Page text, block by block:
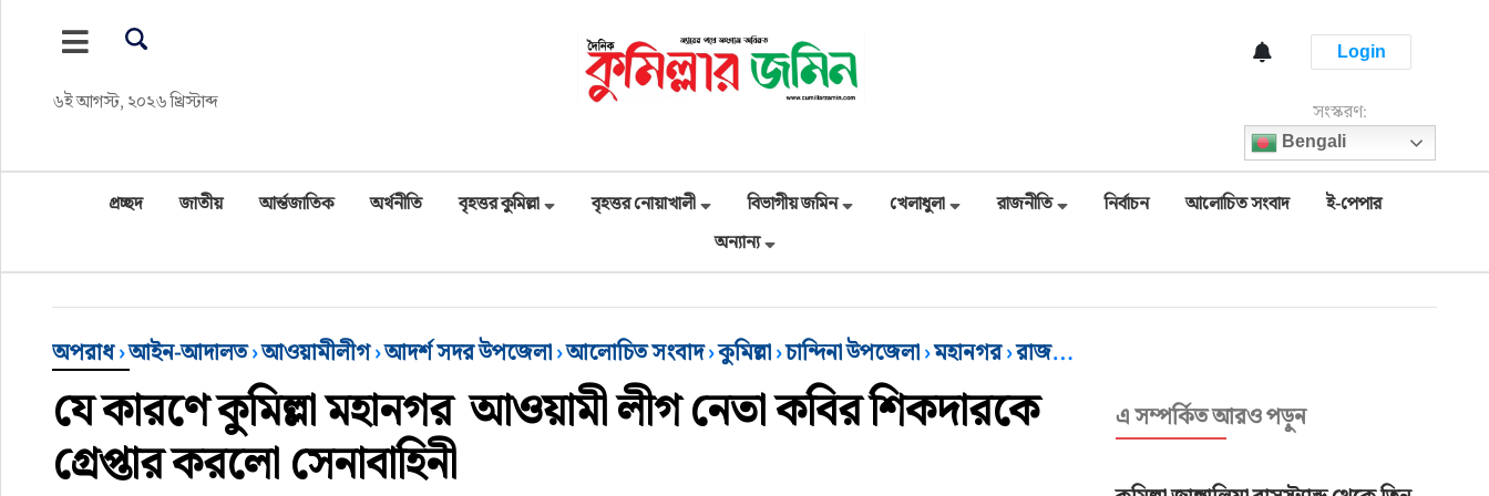
৬ই আগস্ট, ২০২৬ খ্রিস্টাব্দ
Login
সংস্করণ:
Bengali
বৃহত্তর কুমিল্লা
বৃহত্তর নোয়াখালী
বিভাগীয় জমিন
খেলাধুলা
প্রচ্ছদ জাতীয় আর্ন্তজাতিক অর্থনীতি বৃহত্তর কুমিল্লা বৃহত্তর নোয়াখালী বিভাগীয় জমিন খেলাধুলা রাজনীতি নির্বাচন আলোচিত সংবাদ
ই-পেপার
অন্যান্য
অপরাধ›আইন-আদালত›আওয়ামীলীগ›আদর্শ সদর উপজেলা›আলোচিত সংবাদ›কুমিল্লা›চান্দিনা উপজেলা›মহানগর›রাজনীতি
যে কারণে কুমিল্লা মহানগর আওয়ামী লীগ নেতা কবির শিকদারকে
গ্রেপ্তার করলো সেনাবাহিনী
এ সম্পর্কিত আরও পড়ুন